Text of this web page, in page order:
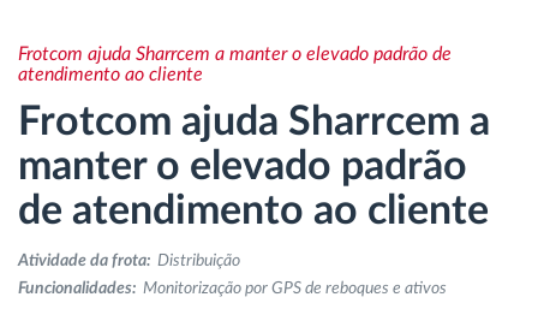
Análise do estilo de condução
Monitorização dos tempos de condução
Gestão de tarefas
Descarga remota de tacógrafo
Frotcom ajuda Sharrcem a manter o elevado padrão de
atendimento ao cliente
Frotcom ajuda Sharrcem a
manter o elevado padrão
de atendimento ao cliente
Atividade da frota: Distribuição
Funcionalidades: Monitorização por GPS de reboques e ativos